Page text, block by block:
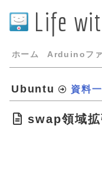
Life
ホーム Arduinoフ
Ubuntu 資料
swap領域